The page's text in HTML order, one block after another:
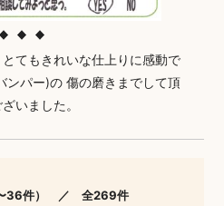
てもきれいな仕上りに感動で
ンパー)の 傷の磨きまでして頂
いました。
36件） ／ 全269件